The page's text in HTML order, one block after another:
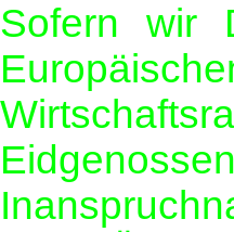
Sofern wir